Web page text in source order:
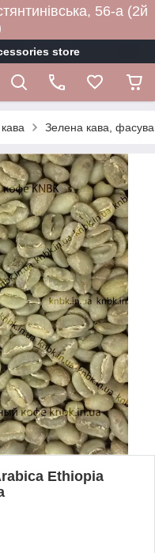
56-а (2й
store
Зелена кава,
Ethiopia